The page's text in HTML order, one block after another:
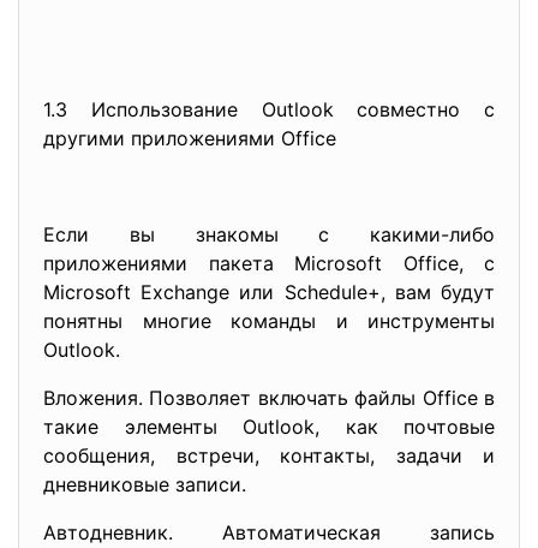
1.3 Использование Outlook совместно с
другими приложениями Office
Если вы знакомы с какими-либо
приложениями пакета Microsoft Office, с
Microsoft Exchange или Schedule+, вам будут
понятны многие команды и инструменты
Outlook.
Вложения. Позволяет включать файлы Office в
такие элементы Outlook, как почтовые
сообщения, встречи, контакты, задачи и
дневниковые записи.
Автодневник. Автоматическая запись